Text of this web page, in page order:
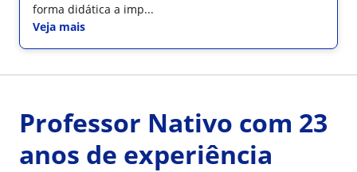
forma didática a imp...
Veja mais
Professor Nativo com 23
anos de experiência